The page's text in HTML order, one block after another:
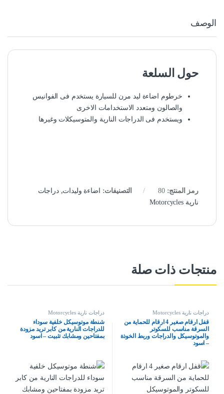
الوصف
حول السلعة
خرطوم اضاءة ليد مرن للسيارة يستخدم فى الفوانيس
والصالون ومتعدد الاستخدامات الاخرى
ويستخدم فى الدراجات النارية والمتوسيكلات وغيرها
رمز المنتج:80 التصنيفات: اضاءة وليدات,دراجات
نارية Motorcycles
منتجات ذات صلة
دراجات نارية Motorcycles
قفل ارقام صغير 4 ارقام للحماية من
السرقة مناسب للسكوتر
والموتوسيكل والدراجات وربط الخوذة
– اسود
دراجات نارية Motorcycles
شنطة موتوسيكل خلفية سوداء
للدراجات النارية من كابر تريد مزودة
بمفتاحين ومشابك تثبيت – اسود